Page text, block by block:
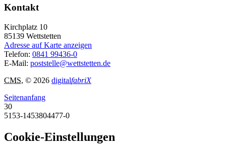
Kontakt
Kirchplatz 10
85139 Wettstetten
Adresse auf Karte anzeigen
Telefon: 0841 99436-0
E-Mail: poststelle@wettstetten.de
CMS, © 2026 digitalfabriX
Seitenanfang
30
5153-1453804477-0
Cookie-Einstellungen